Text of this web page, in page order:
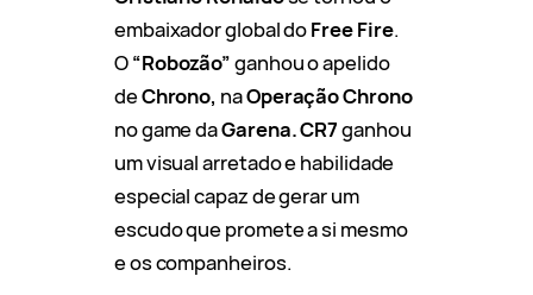
embaixador global doFree Fire.
O“Robozão”ganhou o apelido
deChrono, naOperação Chrono
no game daGarena.CR7ganhou
um visual arretado e habilidade
especial capaz de gerar um
escudo que promete a si mesmo
e os companheiros.